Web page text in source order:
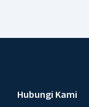
Hubungi Kami